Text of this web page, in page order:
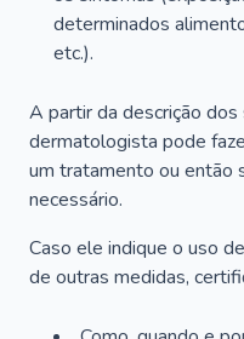
determinados
etc.).
A partir da descrição
dermatologista pode
um tratamento ou então
necessário.
Caso ele indique o uso
de outras medidas,